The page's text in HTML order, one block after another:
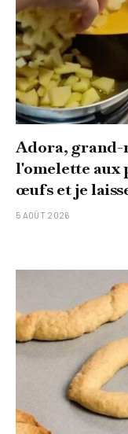
Adora, grand-
l'omelette aux
œufs et je
5 AOÛT 2026